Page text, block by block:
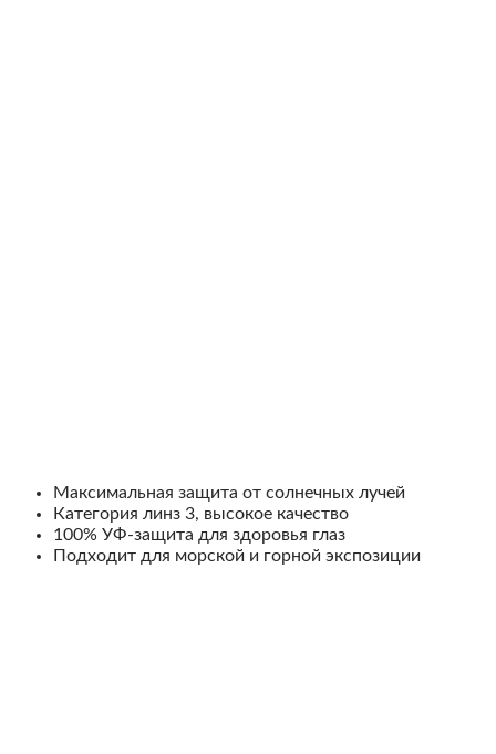
Максимальная защита от солнечных лучей
Категория линз 3, высокое качество
100% УФ-защита для здоровья глаз
Подходит для морской и горной экспозиции